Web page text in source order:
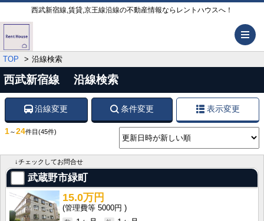
西武新宿線,賃貸,京王線沿線の不動産情報ならレントハウスへ！
TOP 沿線検索
西武新宿線 沿線検索
沿線変更 条件変更 表示変更
1～24件目 (45件)
↓チェックしてお問合せ
武蔵野市緑町
15.0万円
5000円